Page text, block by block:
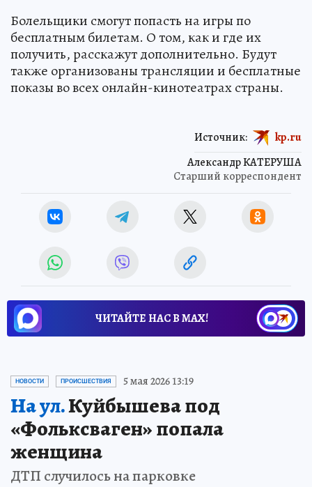
Болельщики смогут попасть на игры по
бесплатным билетам. О том, как и где их
получить, расскажут дополнительно. Будут
также организованы трансляции и бесплатные
показы во всех онлайн-кинотеатрах страны.
Александр КАТЕРУША
Старший корреспондент
Источник: kp.ru
ЧИТАЙТЕ НАС В МАХ!
НОВОСТИ ПРОИСШЕСТВИЯ 5 мая 2026 13:19
На ул.Куйбышева под
«Фольксваген» попала
женщина
ДТП случилось на парковке